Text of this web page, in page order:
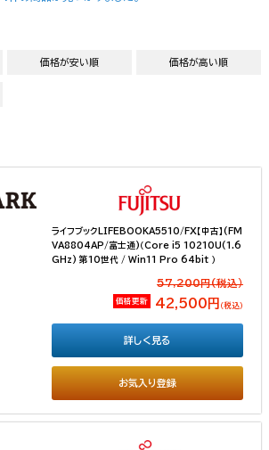
価格が安い順 価格が高い順
ライフブックLIFEBOOKA5510/FX【中古】(FM
VA8804AP/富士通)（Core i5 10210U(1.6
GHz) 第10世代 / Win11 Pro 64bit ）
57,200円(税込）
価格更新 42,500円 （税込）
お気入り登録
詳しく見る